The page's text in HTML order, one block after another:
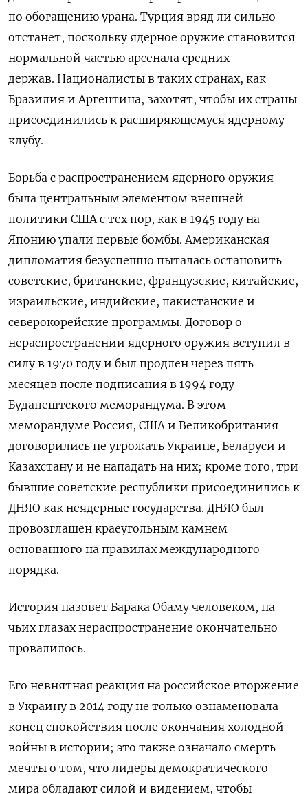
по обогащению урана. Турция вряд ли сильно
отстанет, поскольку ядерное оружие становится
нормальной частью арсенала средних
держав. Националисты в таких странах, как
Бразилия и Аргентина, захотят, чтобы их страны
присоединились к расширяющемуся ядерному
клубу.
Борьба с распространением ядерного оружия
была центральным элементом внешней
политики США с тех пор, как в 1945 году на
Японию упали первые бомбы. Американская
дипломатия безуспешно пыталась остановить
советские, британские, французские, китайские,
израильские, индийские, пакистанские и
северокорейские программы. Договор о
нераспространении ядерного оружия вступил в
силу в 1970 году и был продлен через пять
месяцев после подписания в 1994 году
Будапештского меморандума. В этом
меморандуме Россия, США и Великобритания
договорились не угрожать Украине, Беларуси и
Казахстану и не нападать на них; кроме того, три
бывшие советские республики присоединились к
ДНЯО как неядерные государства. ДНЯО был
провозглашен краеугольным камнем
основанного на правилах международного
порядка.
История назовет Барака Обаму человеком, на
чьих глазах нераспространение окончательно
провалилось.
Его невнятная реакция на российское вторжение
в Украину в 2014 году не только ознаменовала
конец спокойствия после окончания холодной
войны в истории; это также означало смерть
мечты о том, что лидеры демократического
мира обладают силой и видением, чтобы